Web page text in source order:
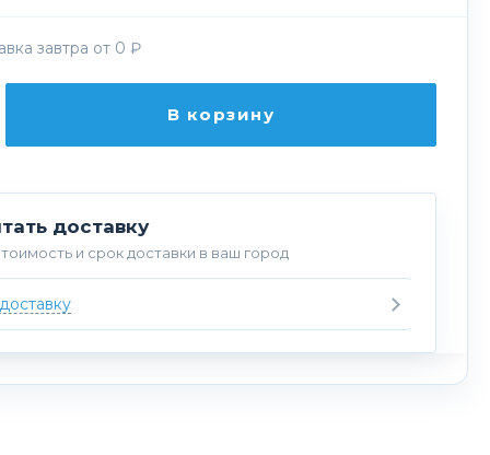
завтра от 0 ₽
В корзину
доставку
и срок доставки в ваш город